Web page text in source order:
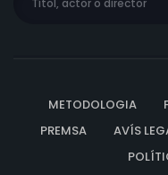
METODOLOGIA
PREMSA
AVÍS